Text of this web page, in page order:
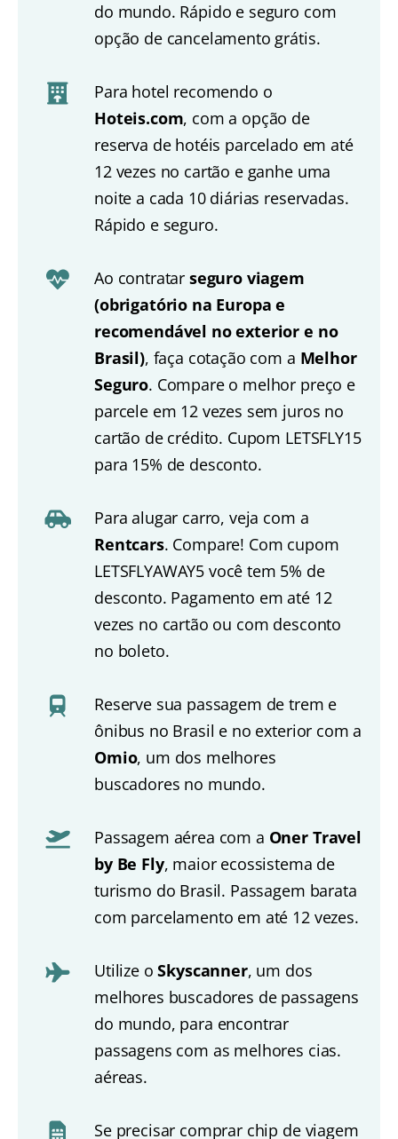
do mundo. Rápido e seguro com
opção de cancelamento grátis.
Para hotel recomendo o
Hoteis.com, com a opção de
reserva de hotéis parcelado em até
12 vezes no cartão e ganhe uma
noite a cada 10 diárias reservadas.
Rápido e seguro.
Ao contratar seguro viagem
(obrigatório na Europa e
recomendável no exterior e no
Brasil), faça cotação com a Melhor
Seguro. Compare o melhor preço e
parcele em 12 vezes sem juros no
cartão de crédito. Cupom LETSFLY15
para 15% de desconto.
Para alugar carro, veja com a
Rentcars. Compare! Com cupom
LETSFLYAWAY5 você tem 5% de
desconto. Pagamento em até 12
vezes no cartão ou com desconto
no boleto.
Reserve sua passagem de trem e
ônibus no Brasil e no exterior com a
Omio, um dos melhores
buscadores no mundo.
Passagem aérea com a Oner Travel
by Be Fly, maior ecossistema de
turismo do Brasil. Passagem barata
com parcelamento em até 12 vezes.
Utilize oSkyscanner, um dos
melhores buscadores de passagens
do mundo, para encontrar
passagens com as melhores cias.
aéreas.
Se precisar comprar chip de viagem